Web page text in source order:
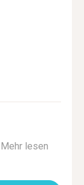
Mehr lesen